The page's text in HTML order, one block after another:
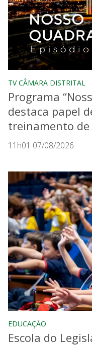
TV CÂMARA DISTRITAL
Programa
destaca papel
treinamento de
11h01 07/08/2026
EDUCAÇÃO
Escola do